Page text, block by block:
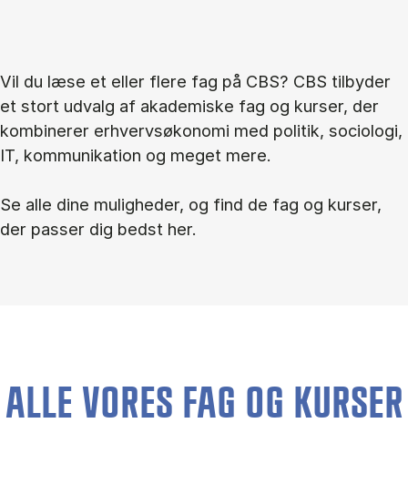
Vil du læse et eller flere fag på CBS? CBS tilbyder
et stort udvalg af akademiske fag og kurser, der
kombinerer erhvervsøkonomi med politik, sociologi,
IT, kommunikation og meget mere.
Se alle dine muligheder, og find de fag og kurser,
der passer dig bedst her.
ALLE VORES FAG OG KURSER